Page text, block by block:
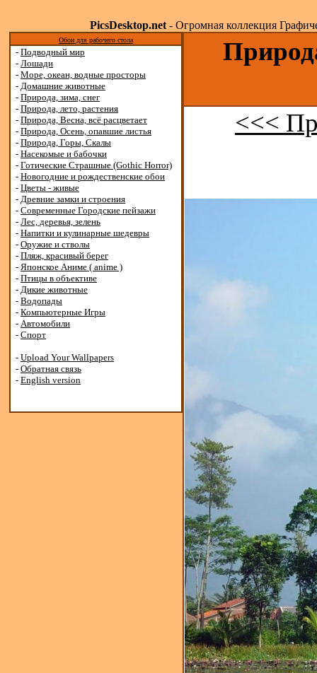
PicsDesktop.net- Огромная коллекция
Обои для рабочего стола
- Подводный мир
- Лошади
- Море, океан, водные просторы
- Домашние животные
- Природа, зима, снег
- Природа, лето, растения
- Природа, Весна, всё расцветает
- Природа, Осень, опавшие листья
- Природа, Горы, Скалы
- Насекомые и бабочки
- Готические Страшные (Gothic Horror)
- Новогодние и рождественские обои
- Цветы - живые
- Древние замки и строения
- Современные Городские пейзажи
- Лес, деревья, зелень
- Напитки и кулинарные шедевры
- Оружие и стволы
- Пляж, красивый берег
- Японское Аниме ( anime )
- Птицы в объективе
- Дикие животные
- Водопады
- Компьютерные Игры
- Автомобили
- Спорт
- Upload Your Wallpapers
- Обратная связь
- English version
<<<